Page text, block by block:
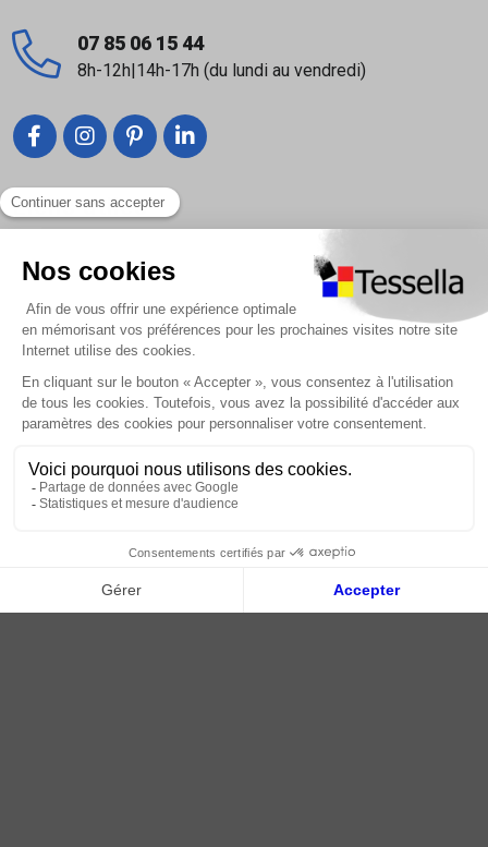
Liens utiles
Nous contacter
À propos
Paiement sécurisé
Livraison | Retour client
Nos tutos
Connexion / Inscription
07 85 06 15 44
8h-12h|14h-17h (du lundi au vendredi)
2018 - 2026 © Tessella, Tous droits réservés